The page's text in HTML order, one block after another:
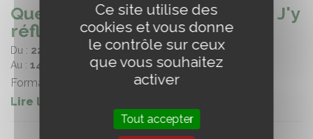
Que faire après ma cessation ? J'y
réfléchis (71)
Du : 22/09/2025
Au : 14/10/2025
Formation proposée à Buxy (71)
Lire la suite
Ce site utilise des
cookies et vous donne
le contrôle sur ceux
que vous souhaitez
activer
Tout accepter